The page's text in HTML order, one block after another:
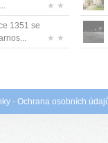
★ ★
1351 se
★ ★
- Ochrana osobních